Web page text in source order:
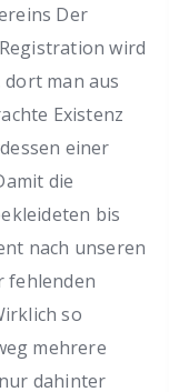
Der
wird
man aus
Existenz
einer
die
bis
nach unseren
fehlenden
so
mehrere
dahinter